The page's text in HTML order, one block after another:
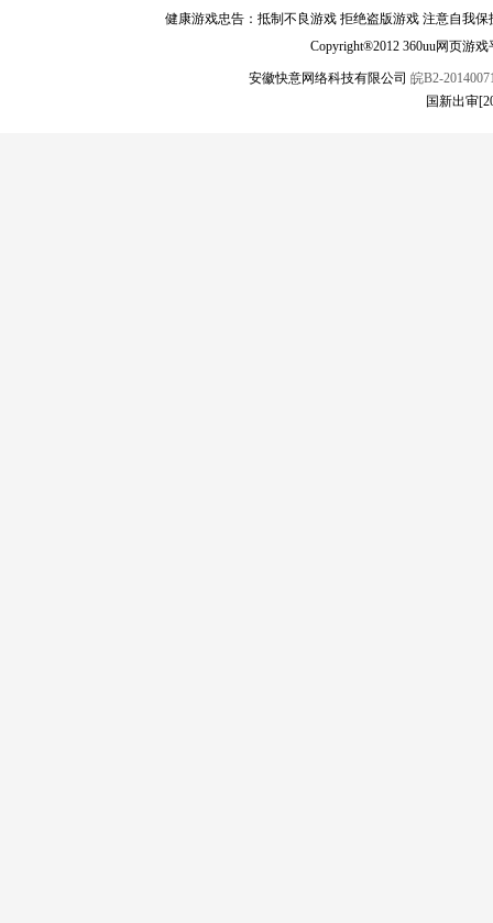
健康游戏忠告：抵制不良游戏 拒绝盗版游戏 注意自我
Copyright®2012 360uu网页游
安徽快意网络科技有限公司 皖B2-
国新出审